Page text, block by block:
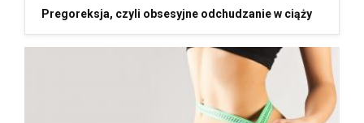
Pregoreksja, czyli obsesyjne odchudzanie w ciąży